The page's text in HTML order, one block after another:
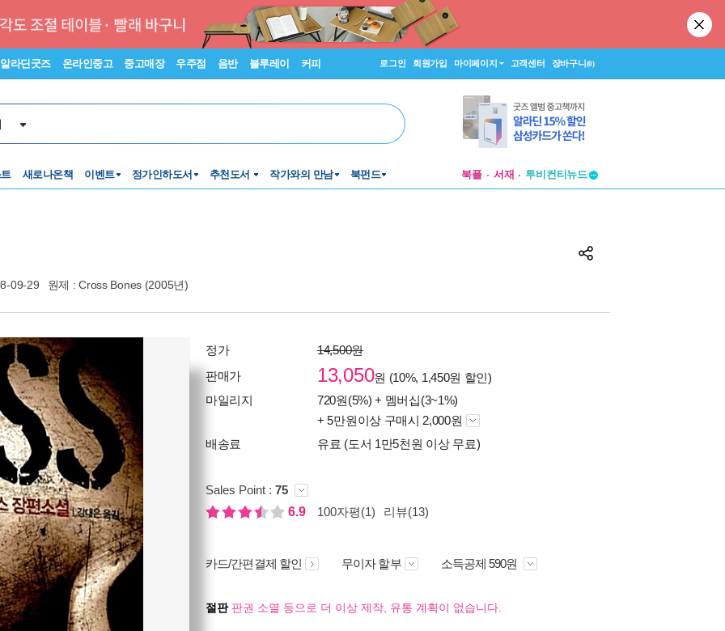
알라딘굿즈 온라인중고 중고매장 우주점 음반 블루레이 커피 로그인 회원가입 마이페이지 고객센터 장바구니(0)
새로나온책 이벤트 정가인하도서 추천도서 작가와의 만남 북펀드 북플 서재
투비컨티뉴드
09-29 원제 : Cross Bones (2005년)
정가
14,500원
판매가
13,050원 (10%, 1,450원 할인)
마일리지
720원(5%) + 멤버십(3~1%)
+ 5만원이상 구매시 2,000원
배송료
유료 (도서 1만5천원 이상 무료)
Sales Point : 75
6.9
100자평(1) 리뷰(13)
카드/간편결제 할인 무이자 할부 소득공제 590원
절판판권 소멸 등으로 더 이상 제작, 유통 계획이 없습니다.